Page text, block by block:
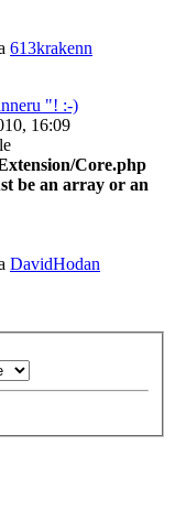
613krakenn
"! :-)
16:09
Core.php
be an array or an
DavidHodan